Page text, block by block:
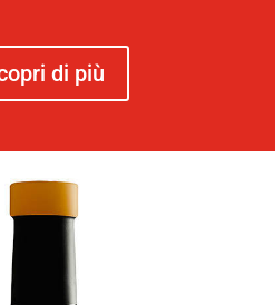
di più